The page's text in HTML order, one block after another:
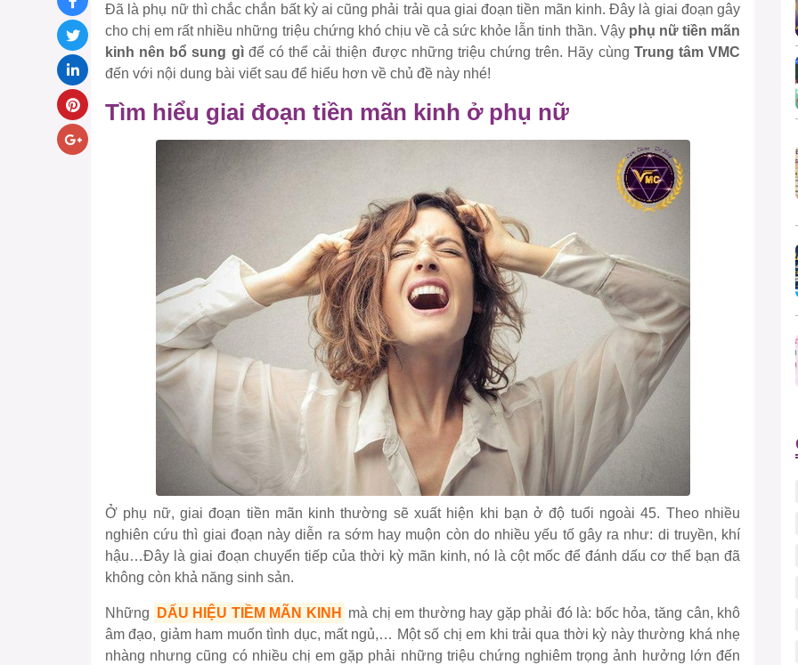
Đã là phụ nữ thì chắc chắn bất kỳ ai cũng phải trải qua giai đoạn tiền mãn kinh. Đây là giai đoạn gây
cho chị em rất nhiều những triệu chứng khó chịu về cả sức khỏe lẫn tinh thần. Vậy phụ nữ tiền mãn
kinh nên bổ sung gìđể có thể cải thiện được những triệu chứng trên. Hãy cùng Trung tâm VMC
đến với nội dung bài viết sau để hiểu hơn về chủ đề này nhé!
Tìm hiểu giai đoạn tiền mãn kinh ở phụ nữ
Ở phụ nữ, giai đoạn tiền mãn kinh thường sẽ xuất hiện khi bạn ở độ tuổi ngoài 45. Theo nhiều
nghiên cứu thì giai đoạn này diễn ra sớm hay muộn còn do nhiều yếu tố gây ra như: di truyền, khí
hậu…Đây là giai đoạn chuyển tiếp của thời kỳ mãn kinh, nó là cột mốc để đánh dấu cơ thể bạn đã
không còn khả năng sinh sản.
Những DẤU HIỆU TIỀM MÃN KINH
mà chị em thường hay gặp phải đó là: bốc hỏa, tăng cân, khô
âm đạo, giảm ham muốn tình dục, mất ngủ,… Một số chị em khi trải qua thời kỳ này thường khá nhẹ
nhàng nhưng cũng có nhiều chị em gặp phải những triệu chứng nghiêm trọng ảnh hưởng lớn đến